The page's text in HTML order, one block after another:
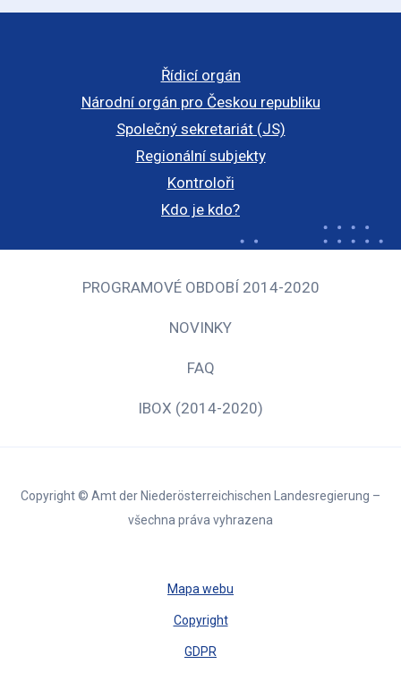
Řídicí orgán
Národní orgán pro Českou republiku
Společný sekretariát (JS)
Regionální subjekty
Kontroloři
Kdo je kdo?
PROGRAMOVÉ OBDOBÍ 2014-2020
NOVINKY
FAQ
IBOX (2014-2020)
Copyright © Amt der Niederösterreichischen Landesregierung –
všechna práva vyhrazena
Mapa webu
Copyright
GDPR